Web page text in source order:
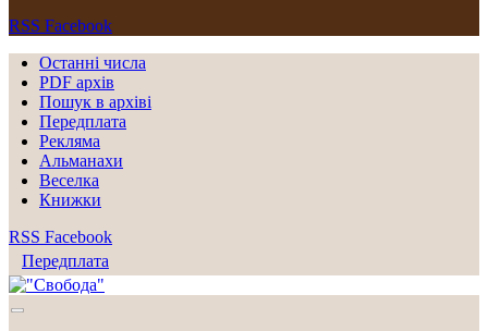
RSS Facebook
Останні числа
PDF архів
Пошук в архіві
Передплата
Рекляма
Альманахи
Веселка
Книжки
RSS Facebook
Передплата